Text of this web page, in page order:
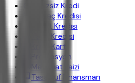
Faizsiz Kredi
İhtiyaç Kredisi
Konut Kredisi
Taşıt Kredisi
Kredi Kartı
Promosyon
Mevduat Faizi
Tasarruf Finansman